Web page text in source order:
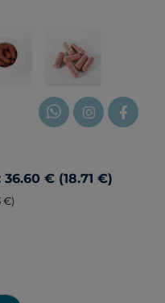
€ (18.71 €)
€)